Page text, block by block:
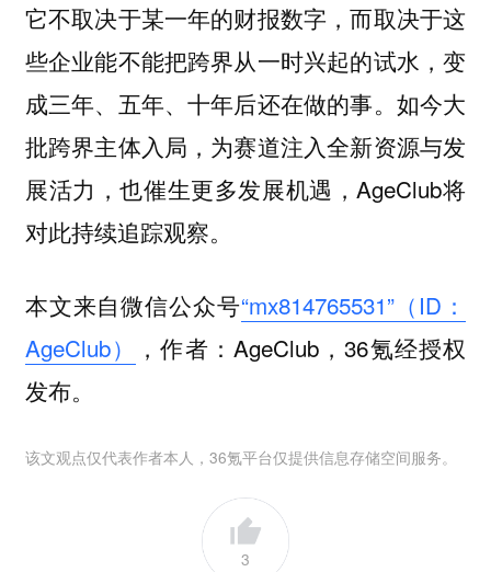
它不取决于某一年的财报数字，而取决于这
些企业能不能把跨界从一时兴起的试水，变
成三年、五年、十年后还在做的事。如今大
批跨界主体入局，为赛道注入全新资源与发
展活力，也催生更多发展机遇，AgeClub将
对此持续追踪观察。
本文来自微信公众号“mx814765531”（ID：
AgeClub）
，作者：AgeClub，36氪经授权
发布。
该文观点仅代表作者本人，36氪平台仅提供信息存储空间服务。
3